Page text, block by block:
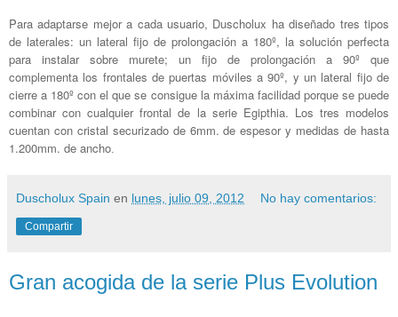
Para adaptarse mejor a cada usuario, Duscholux ha diseñado tres tipos
de laterales: un lateral fijo de prolongación a 180º, la solución perfecta
para instalar sobre murete; un fijo de prolongación a 90º que
complementa los frontales de puertas móviles a 90º, y un lateral fijo de
cierre a 180º con el que se consigue la máxima facilidad porque se puede
combinar con cualquier frontal de la serie Egipthia. Los tres modelos
cuentan con cristal securizado de 6mm. de espesor y medidas de hasta
1.200mm. de ancho.
Duscholux Spain en lunes, julio 09, 2012 No hay comentarios:
Compartir
Gran acogida de la serie Plus Evolution